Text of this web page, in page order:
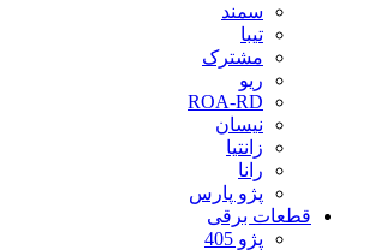
سمند
تیبا
مشترک
ریو
ROA-RD
نیسان
زانتیا
رانا
پژو پارس
قطعات برقی
پژو 405